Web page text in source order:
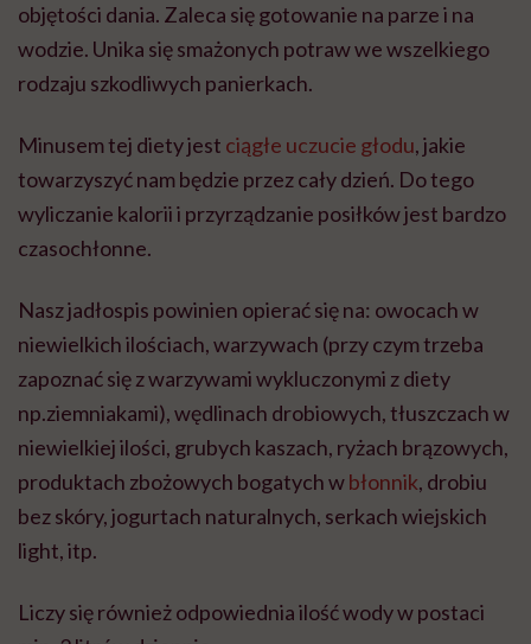
objętości dania. Zaleca się gotowanie na parze i na
wodzie. Unika się smażonych potraw we wszelkiego
rodzaju szkodliwych panierkach.
Minusem tej diety jest ciągłe uczucie głodu, jakie
towarzyszyć nam będzie przez cały dzień. Do tego
wyliczanie kalorii i przyrządzanie posiłków jest bardzo
czasochłonne.
Nasz jadłospis powinien opierać się na: owocach w
niewielkich ilościach, warzywach (przy czym trzeba
zapoznać się z warzywami wykluczonymi z diety
np.ziemniakami), wędlinach drobiowych, tłuszczach w
niewielkiej ilości, grubych kaszach, ryżach brązowych,
produktach zbożowych bogatych wbłonnik, drobiu
bez skóry, jogurtach naturalnych, serkach wiejskich
light, itp.
Liczy się również odpowiednia ilość wody w postaci